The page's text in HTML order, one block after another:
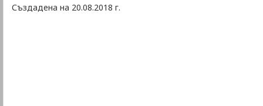
Създадена на 20.08.2018 г.